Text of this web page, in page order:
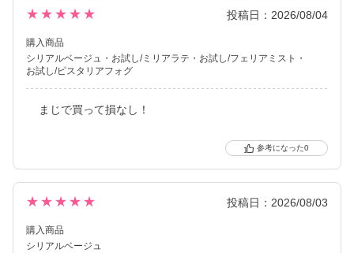
★★★★★ 投稿日：2026/08/04
購入商品
シリアルベージュ
お試し/ミリアラテ
お試し/フェリアミスト
お試し/ピスタリアフォグ
まじで買って損なし！
0
★★★★★ 投稿日：2026/08/03
購入商品
シリアルベージュ